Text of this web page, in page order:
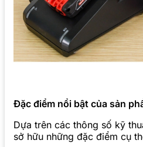
Đặc điểm nổi bật của sản
Dựa trên các thông số kỹ
sở hữu những đặc điểm cụ